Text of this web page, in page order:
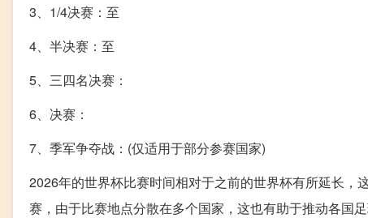
3、1/4决赛：至
4、半决赛：至
5、三四名决赛：
6、决赛：
7、季军争夺战：(仅适用于部分参赛国家)
2026年的世界杯比赛时间相对于之前的世界杯有所延长
赛，由于比赛地点分散在多个国家，这也有助于推动各国足